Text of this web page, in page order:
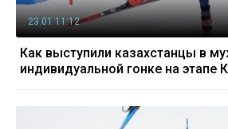
23.01 11:12
Как выступили казахстанцы в
индивидуальной гонке на этапе